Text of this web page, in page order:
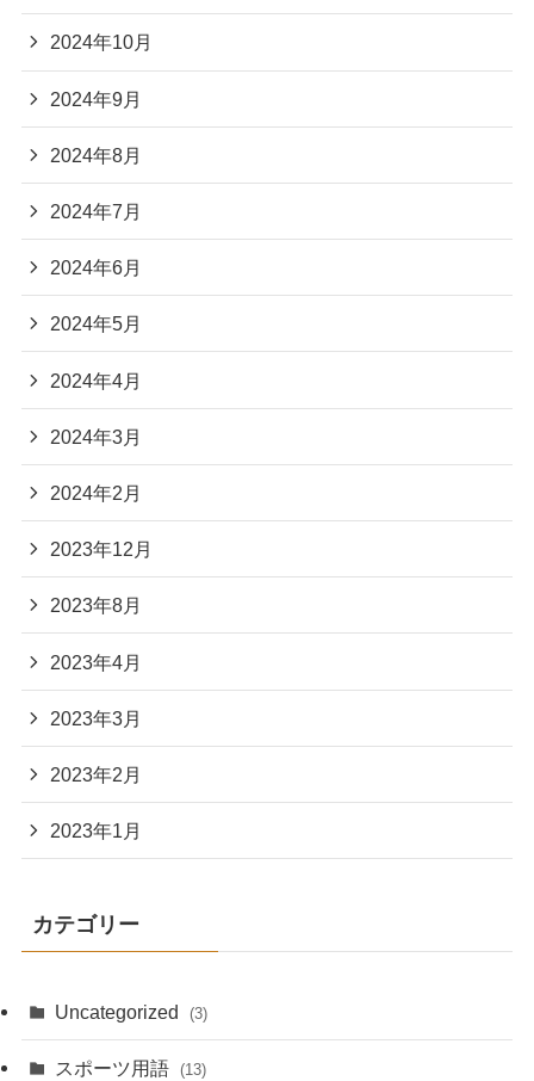
2024年10月
2024年9月
2024年8月
2024年7月
2024年6月
2024年5月
2024年4月
2024年3月
2024年2月
2023年12月
2023年8月
2023年4月
2023年3月
2023年2月
2023年1月
カテゴリー
Uncategorized (3)
スポーツ用語 (13)